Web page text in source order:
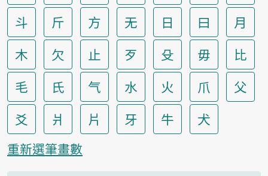
斗
斤 方 无 日 曰
月
木
欠 止 歹 殳 毋
比
毛
氏 气 水 火 爪
父
爻
爿 片 牙 牛 犬
重新選筆畫數